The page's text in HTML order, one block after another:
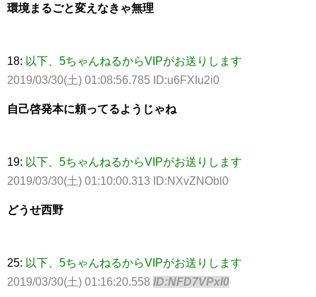
環境まるごと変えなきゃ無理
18: 以下、5ちゃんねるからVIPがお送りします
2019/03/30(土) 01:08:56.785 ID:u6FXIu2i0
自己啓発本に頼ってるようじゃね
19: 以下、5ちゃんねるからVIPがお送りします
2019/03/30(土) 01:10:00.313 ID:NXvZNObl0
どうせ西野
25: 以下、5ちゃんねるからVIPがお送りします
2019/03/30(土) 01:16:20.558 ID:NFD7VPxl0